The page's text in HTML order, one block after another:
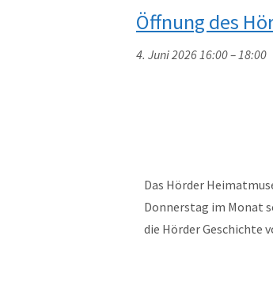
Öffnung des
4. Juni 2026 16:00–18:00
Das Hörder
Donnerstag im Monat
die Hörder Geschichte